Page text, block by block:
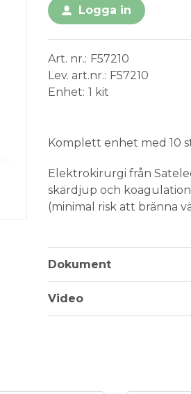
Logga in
Art. nr.
F57210
Lev. art.nr.
F57210
Enhet 1 kit
Komplett enhet med 10
Elektrokirurgi från
skärdjup och
(minimal risk att bränna
Frekvens: 1,2 MHz
Vikt: 1,2 kg
Dokument
Video